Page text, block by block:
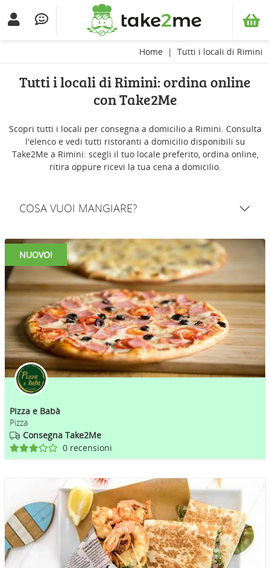
Home Tutti i locali di Rimini
Tutti i locali di Rimini: ordina online
con Take2Me
Scopri tutti i locali per consegna a domicilio a Rimini. Consulta
l'elenco e vedi tutti ristoranti a domicilio disponibili su
Take2Me a Rimini: scegli il tuo locale preferito, ordina online,
ritira oppure ricevi la tua cena a domicilio.
COSA VUOI MANGIARE?
NUOVO!
Pizza e Babà
Pizza
Consegna Take2Me
0 recensioni